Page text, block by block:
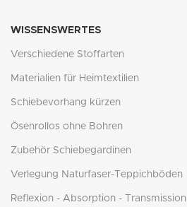
WISSENSWERTES
Verschiedene Stoffarten
Materialien für Heimtextilien
Schiebevorhang kürzen
Ösenrollos ohne Bohren
Zubehör Schiebegardinen
Verlegung Naturfaser-Teppichböden
Reflexion - Absorption - Transmission